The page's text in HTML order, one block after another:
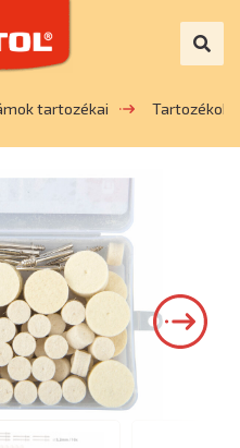
tartozékai Tartozékok